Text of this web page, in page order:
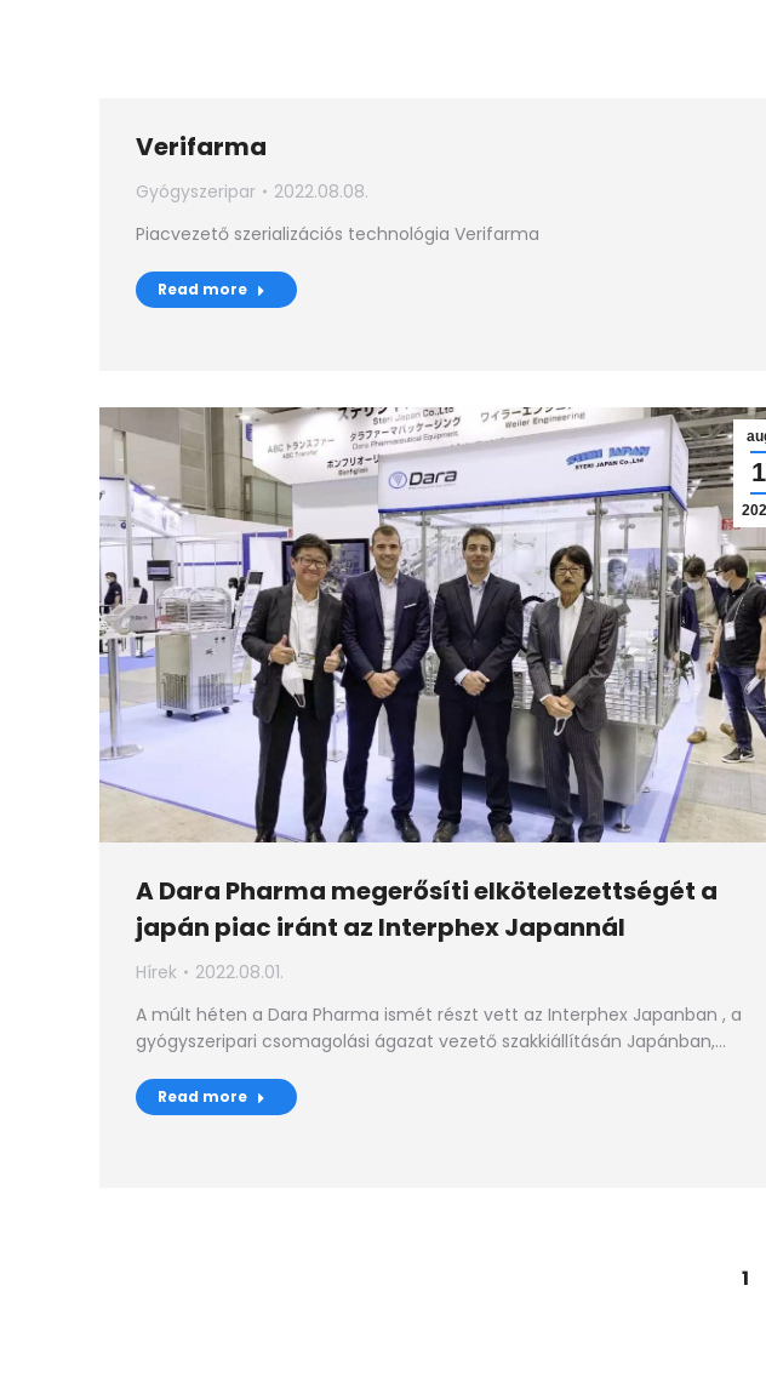
Verifarma
Gyógyszeripar
2022.08.08.
Piacvezető szerializációs technológia Verifarma
Read more
1
A Dara Pharma megerősíti elkötelezettségét a
japán piac iránt az Interphex Japannál
Hírek
2022.08.01.
A múlt héten a Dara Pharma ismét részt vett az Interphex Japanban , a
gyógyszeripari csomagolási ágazat vezető szakkiállításán Japánban,…
Read more
1